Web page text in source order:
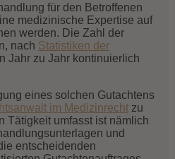
für den Betroffenen
medizinische Expertise auf
werden. Die Zahl der
nach Statistiken der
Jahr zu Jahr kontinuierlich
eines solchen Gutachtens
im Medizinrecht zu
Tätigkeit umfasst ist nämlich
und
entscheidenden